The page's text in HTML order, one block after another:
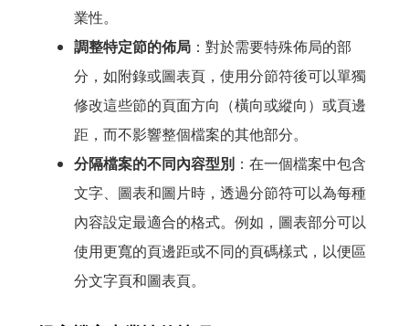
業性。
調整特定節的佈局：對於需要特殊佈局的部
分，如附錄或圖表頁，使用分節符後可以單獨
修改這些節的頁面方向（橫向或縱向）或頁邊
距，而不影響整個檔案的其他部分。
分隔檔案的不同內容型別：在一個檔案中包含
文字、圖表和圖片時，透過分節符可以為每種
內容設定最適合的格式。例如，圖表部分可以
使用更寬的頁邊距或不同的頁碼樣式，以便區
分文字頁和圖表頁。